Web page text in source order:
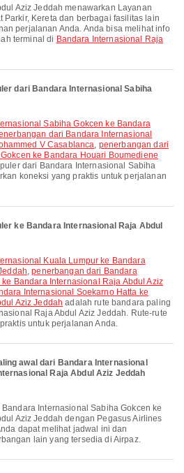
Parkir, Kereta dan berbagai fasilitas lain
perjalanan Anda. Anda bisa melihat info
terminal di Bandara Internasional Raja
dari Bandara Internasional Sabiha
dari Bandara Internasional
V Casablanca, penerbangan dari
ke Bandara Houari Boumediene
dari Bandara Internasional Sabiha
koneksi yang praktis untuk perjalanan
ke Bandara Internasional Raja Abdul
,penerbangan dari Bandara
Bandara Internasional Raja Abdul Aziz
Internasional Soekarno Hatta ke
Aziz Jeddah adalah rute bandara paling
Raja Abdul Aziz Jeddah. Rute-rute
untuk perjalanan Anda.
awal dari Bandara Internasional
Raja Abdul Aziz Jeddah
Aziz Jeddah dengan Pegasus Airlines
dapat melihat jadwal ini dan
lain yang tersedia di Airpaz.